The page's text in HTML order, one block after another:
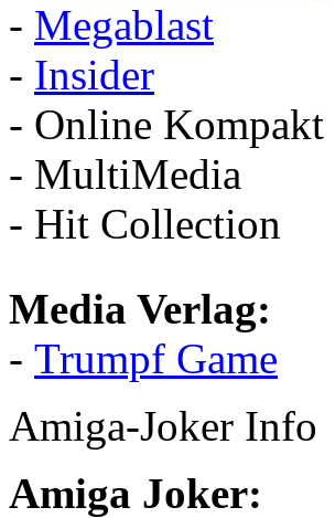
- Megablast
- Insider
- Online Kompakt
- MultiMedia
- Hit Collection
Media Verlag:
- Trumpf Game
Amiga-Joker Info
Amiga Joker: